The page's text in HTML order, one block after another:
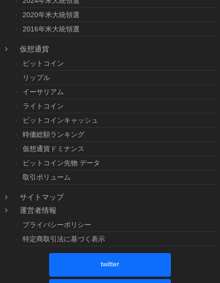
2020年米大統領選
2016年米大統領選
仮想通貨
ビットコイン
リップル
イーサリアム
ライトコイン
ビットコインキャッシュ
時価総額ランキング
仮想通貨ドミナンス
ビットコイン先物 データ
取引ボリューム
サイトマップ
運営者情報
プライバシーポリシー
特定商取引法に基づく表示
twitter